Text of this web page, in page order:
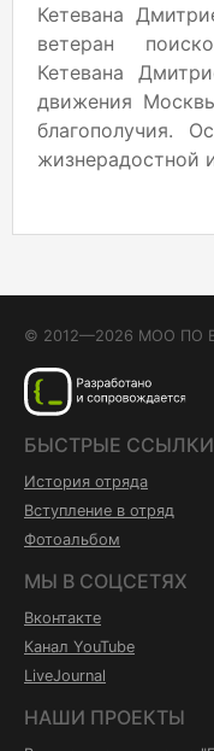
Кетевана
ветеран
Кетевана
движения
благополучия.
жизнерадостной
© 2012—2026 МОО ПО
БЫСТРЫЕ ССЫЛКИ
История отряда
Вступление в отряд
Фотоальбом
МЫ В СОЦСЕТЯХ
Вконтакте
Канал YouTube
LiveJournal
НАШИ ПРОЕКТЫ